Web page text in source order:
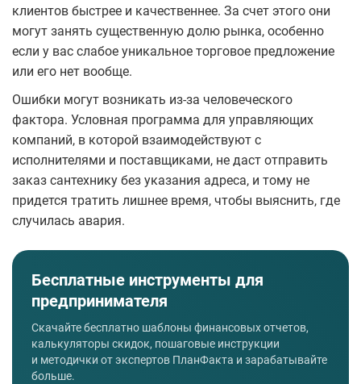
клиентов быстрее и качественнее. За счет этого они
могут занять существенную долю рынка, особенно
если у вас слабое уникальное торговое предложение
или его нет вообще.
Ошибки могут возникать из-за человеческого
фактора. Условная программа для управляющих
компаний, в которой взаимодействуют с
исполнителями и поставщиками, не даст отправить
заказ сантехнику без указания адреса, и тому не
придется тратить лишнее время, чтобы выяснить, где
случилась авария.
Бесплатные инструменты для
предпринимателя
Скачайте бесплатно шаблоны финансовых отчетов,
калькуляторы скидок, пошаговые инструкции
и методички от экспертов ПланФакта и зарабатывайте
больше.